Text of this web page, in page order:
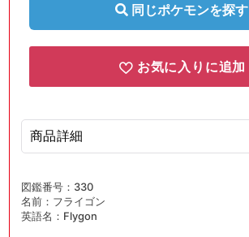
同じポケモンを探す
お気に入りに追加
商品詳細
図鑑番号：330
名前：フライゴン
英語名：Flygon